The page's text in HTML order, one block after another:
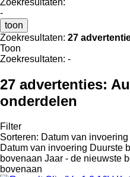
-
toon
Zoekresultaten: 27
Toon
Zoekresultaten: -
27 advertenties:
onderdelen
Filter
Sorteren: Datum van invoering
Datum van invoering Duurste
bovenaan Jaar - de nieuwste
bovenaan